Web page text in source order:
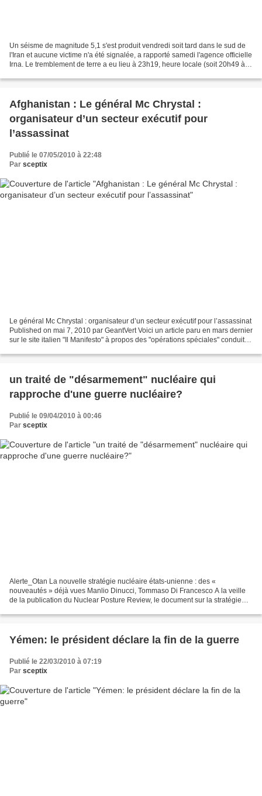
Un séisme de magnitude 5,1 s'est produit vendredi soit tard dans le sud de
l'Iran et aucune victime n'a été signalée, a rapporté samedi l'agence officielle
Irna. Le tremblement de terre a eu lieu à 23h19, heure locale (soit 20h49 à
Afghanistan : Le général Mc Chrystal :
organisateur d’un secteur exécutif pour
l’assassinat
Publié le 07/05/2010 à 22:48
Par sceptix
Le général Mc Chrystal : organisateur d’un secteur exécutif pour l’assassinat
Published on mai 7, 2010 par GeantVert Voici un article paru en mars dernier
sur le site italien "Il Manifesto" à propos des "opérations spéciales" conduites
un traité de "désarmement" nucléaire qui
rapproche d'une guerre nucléaire?
Publié le 09/04/2010 à 00:46
Par sceptix
Alerte_Otan La nouvelle stratégie nucléaire états-unienne : des «
nouveautés » déjà vues Manlio Dinucci, Tommaso Di Francesco A la veille
de la publication du Nuclear Posture Review, le document sur la stratégie
Yémen: le président déclare la fin de la guerre
Publié le 22/03/2010 à 07:19
Par sceptix